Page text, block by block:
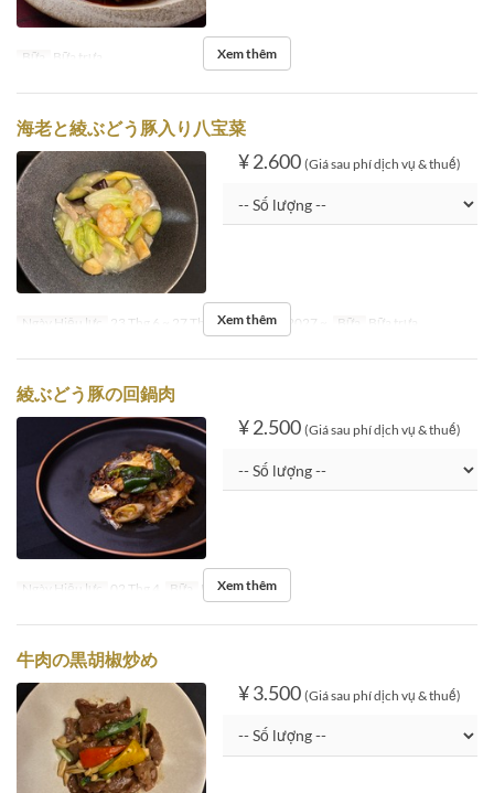
Bữa Bữa trưa Xem thêm
海老と綾ぶどう豚入り八宝菜
¥ 2.600 (Giá sau phí dịch vụ & thuế)
Ngày Hiệu lực 23 Thg 6 ~ 27 Thg 12, 05 Thg 1 2027 ~ Bữa Bữa trưa
Xem thêm
綾ぶどう豚の回鍋肉
¥ 2.500 (Giá sau phí dịch vụ & thuế)
Ngày Hiệu lực 02 Thg 4 Bữa Bữa trưa
Xem thêm
牛肉の黒胡椒炒め
¥ 3.500 (Giá sau phí dịch vụ & thuế)